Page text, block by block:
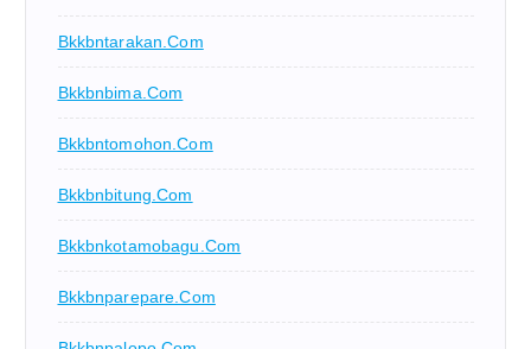
Bkkbntarakan.com
Bkkbnbima.com
Bkkbntomohon.com
Bkkbnbitung.com
Bkkbnkotamobagu.com
Bkkbnparepare.com